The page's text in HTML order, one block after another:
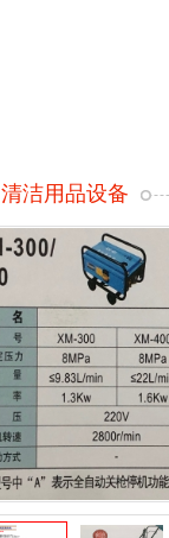
清洁用品设备